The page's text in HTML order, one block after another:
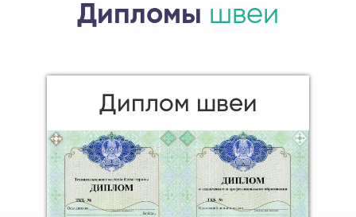
Дипломы швеи
Диплом швеи